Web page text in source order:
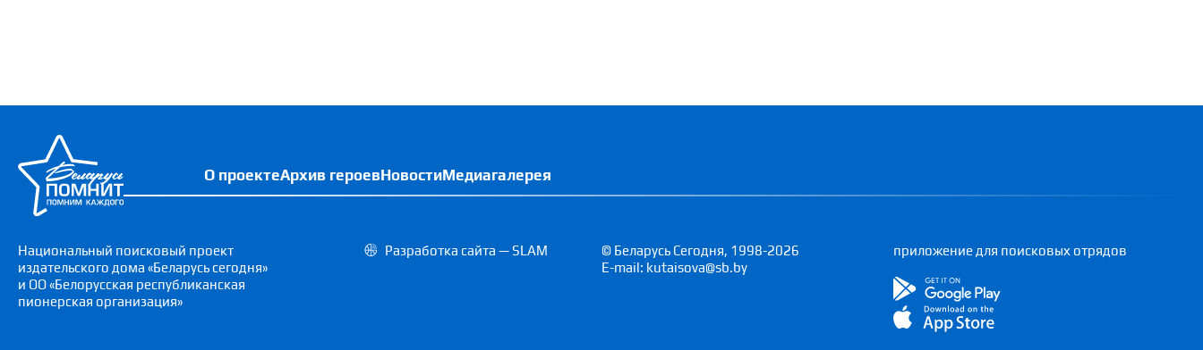
О проектеАрхив героевНовостиМедиагалерея
Национальный поисковый проект
издательского дома «Беларусь сегодня»
и ОО «Белорусская республиканская
пионерская организация»
Разработка сайта — SLAM
© Беларусь Сегодня, 1998-2026
E-mail: kutaisova@sb.by
приложение для поисковых отрядов